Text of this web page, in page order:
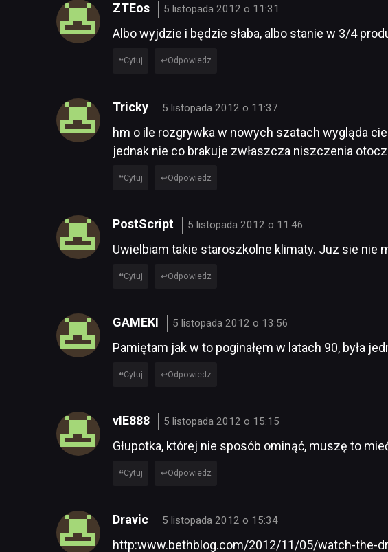
ZTEos 5 listopada 2012 o 11:31
Albo wyjdzie i będzie słaba, albo stanie w 3/4
Cytuj Odpowiedz
Tricky 5 listopada 2012 o 11:37
hm o ile rozgrywka w nowych szatach wygląda
jednak nie co brakuje zwłaszcza niszczenia
Cytuj Odpowiedz
PostScript 5 listopada 2012 o 11:46
Uwielbiam takie staroszkolne klimaty. Juz sie nie
Cytuj Odpowiedz
GAMEKI 5 listopada 2012 o 13:56
Pamiętam jak w to poginałęm w latach 90, była
Cytuj Odpowiedz
vIE888 5 listopada 2012 o 15:15
Głupotka, której nie sposób ominąć, muszę to
Cytuj Odpowiedz
Dravic 5 listopada 2012 o 15:34
http:www.bethblog.com/2012/11/05/watch-the-